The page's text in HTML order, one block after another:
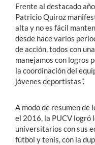
Frente al destacado
Patricio Quiroz
alta y no es fácil
desde hace varios
de acción, todos con
manejamos con logros
la coordinación del
jóvenes deportistas”.
A modo de resumen de
el 2016, la PUCV logró
universitarios con sus
fútbol y tenis, con la